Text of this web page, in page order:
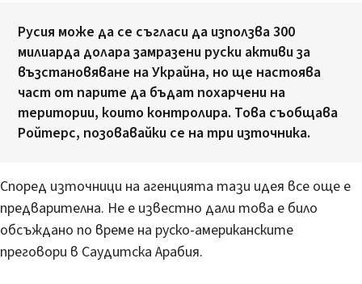
Русия може да се съгласи да използва 300
милиарда долара замразени руски активи за
възстановяване на Украйна, но ще настоява
част от парите да бъдат похарчени на
територии, които контролира. Това съобщава
Ройтерс, позовавайки се на три източника.
Според източници на агенцията тази идея все още е
предварителна. Не е известно дали това е било
обсъждано по време на руско-американските
преговори в Саудитска Арабия.